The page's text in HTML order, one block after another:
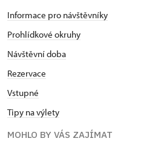
Informace pro návštěvníky
Prohlídkové okruhy
Návštěvní doba
Rezervace
Vstupné
Tipy na výlety
MOHLO BY VÁS ZAJÍMAT